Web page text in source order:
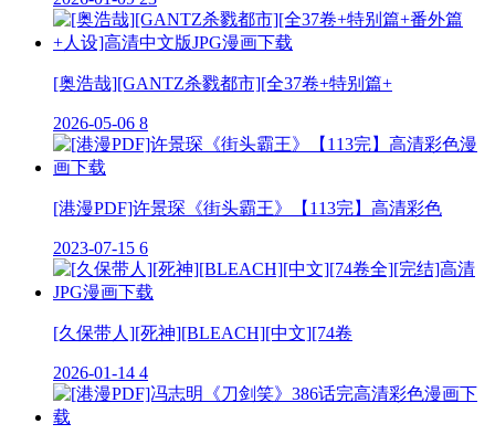
[奥浩哉][GANTZ杀戮都市][全37卷+特别篇+
2026-05-06 8
[港漫PDF]许景琛《街头霸王》【113完】高清彩色
2023-07-15 6
[久保带人][死神][BLEACH][中文][74卷
2026-01-14 4